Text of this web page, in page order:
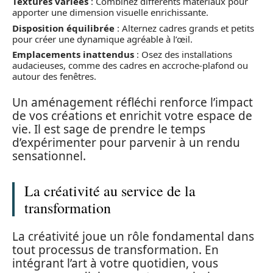
apporter une dimension visuelle enrichissante.
Disposition équilibrée : Alternez cadres grands et petits
pour créer une dynamique agréable à l’œil.
Emplacements inattendus : Osez des installations
audacieuses, comme des cadres en accroche-plafond ou
autour des fenêtres.
Un aménagement réfléchi renforce l’impact
de vos créations et enrichit votre espace de
vie. Il est sage de prendre le temps
d’expérimenter pour parvenir à un rendu
sensationnel.
La créativité au service de la
transformation
La créativité joue un rôle fondamental dans
tout processus de transformation. En
intégrant l’art à votre quotidien, vous